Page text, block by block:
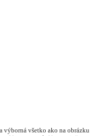
všetko ako na obrázku